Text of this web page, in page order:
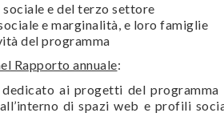
e del terzo settore
e marginalità, e loro famiglie
del programma
Rapporto annuale:
ai progetti del programma
di spazi web e profili